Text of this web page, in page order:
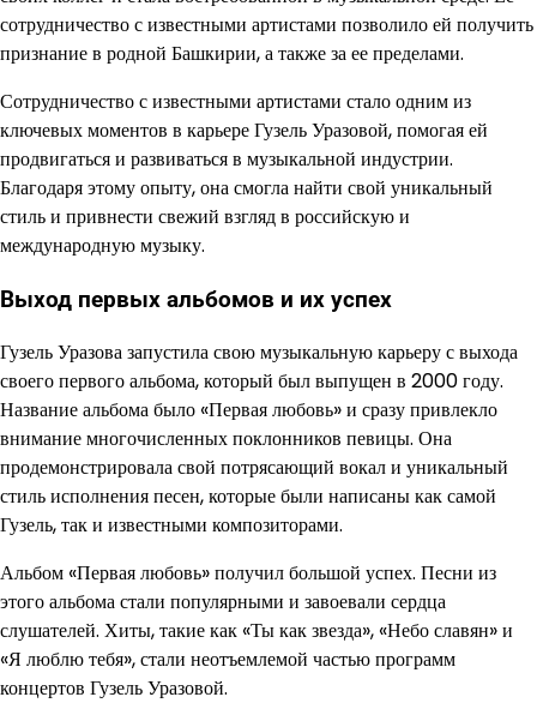
сотрудничество с известными артистами позволило ей получить
признание в родной Башкирии, а также за ее пределами.
Сотрудничество с известными артистами стало одним из
ключевых моментов в карьере Гузель Уразовой, помогая ей
продвигаться и развиваться в музыкальной индустрии.
Благодаря этому опыту, она смогла найти свой уникальный
стиль и привнести свежий взгляд в российскую и
международную музыку.
Выход первых альбомов и их успех
Гузель Уразова запустила свою музыкальную карьеру с выхода
своего первого альбома, который был выпущен в 2000 году.
Название альбома было «Первая любовь» и сразу привлекло
внимание многочисленных поклонников певицы. Она
продемонстрировала свой потрясающий вокал и уникальный
стиль исполнения песен, которые были написаны как самой
Гузель, так и известными композиторами.
Альбом «Первая любовь» получил большой успех. Песни из
этого альбома стали популярными и завоевали сердца
слушателей. Хиты, такие как «Ты как звезда», «Небо славян» и
«Я люблю тебя», стали неотъемлемой частью программ
концертов Гузель Уразовой.